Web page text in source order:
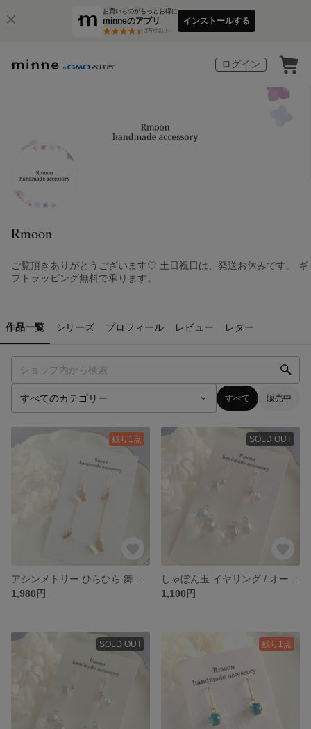
お買いものがもっとお得に
minneのアプリ
3万件以上
インストールする
ログイン
Rmoon
ご覧頂きありがとうございます♡ 土日祝日は、発送お休みです。 ギ
フトラッピング無料で承ります。
作品一覧 シリーズ プロフィール レビュー レター
すべて 販売中
残り1点
1,980円
SOLD OUT
1,100円
SOLD OUT 残り1点